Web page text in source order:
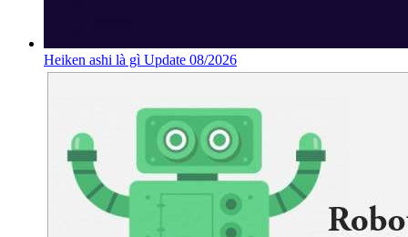
Heiken ashi là gì Update 08/2026